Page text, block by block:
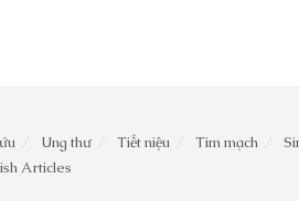
Ung thư Tiết niệu Tim mạch
Articles